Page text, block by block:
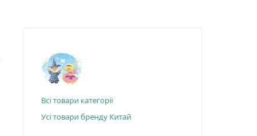
Всі товари категорії
Усі товари бренду Китай